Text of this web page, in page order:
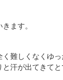
ます。
難しくなくゆ
汗が出てきて